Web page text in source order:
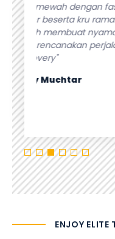
bus
"Pool enak, bersih
banget... Jadi
jadwal yang di
menikmati
pilih unitnya saja
Delta Masindo
ENJOY ELITE